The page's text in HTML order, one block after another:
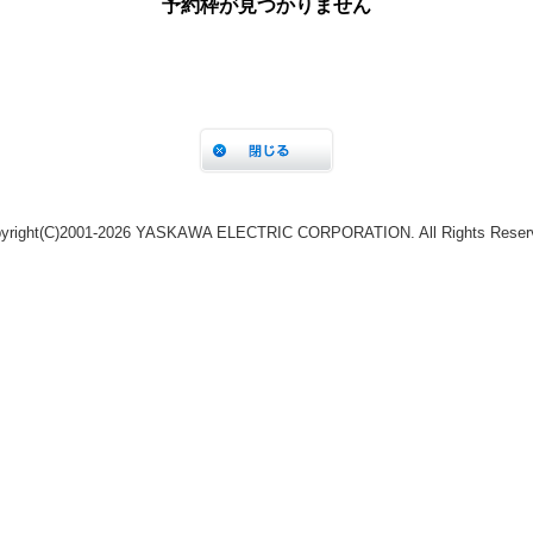
YASKAWA ELECTRIC CORPORATION. All Rights